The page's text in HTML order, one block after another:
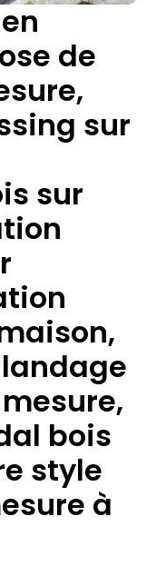
de
sur
sur
bois
style
à